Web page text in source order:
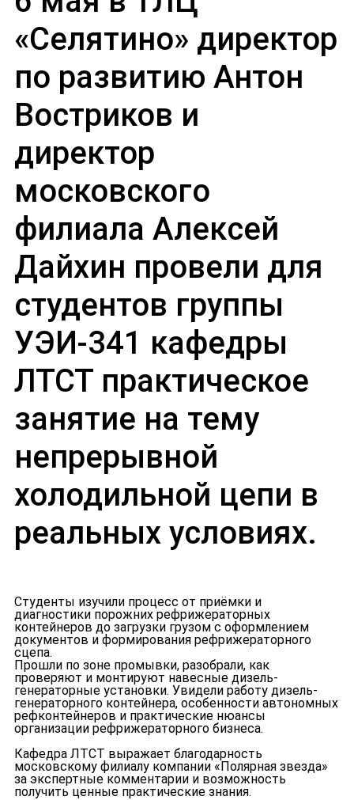
«Селятино» директор
по развитию Антон
Востриков и
директор
московского
филиала Алексей
Дайхин провели для
студентов группы
УЭИ-341 кафедры
ЛТСТ практическое
занятие на тему
непрерывной
холодильной цепи в
реальных условиях.
Студенты изучили процесс от приёмки и
диагностики порожних рефрижераторных
контейнеров до загрузки грузом с оформлением
документов и формирования рефрижераторного
сцепа.
Прошли по зоне промывки, разобрали, как
проверяют и монтируют навесные дизель-
генераторные установки. Увидели работу дизель-
генераторного контейнера, особенности автономных
рефконтейнеров и практические нюансы
организации рефрижераторного бизнеса.
Кафедра ЛТСТ выражает благодарность
московскому филиалу компании «Полярная звезда»
за экспертные комментарии и возможность
получить ценные практические знания.